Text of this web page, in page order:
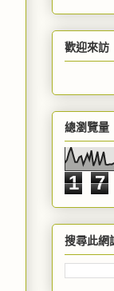
歡迎來訪
總瀏覽量
1 7
搜尋此網